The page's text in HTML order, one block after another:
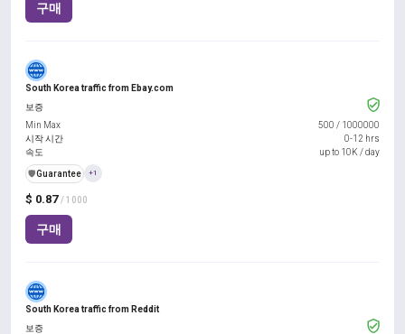
구매
South Korea traffic from Ebay.com
$ 0.87 / 1000
구매
보증
Min Max
500 / 1000000
시작 시간
0-12 hrs
속도
up to 10K / day
️🛡️Guarantee +1
South Korea traffic from Reddit
보증